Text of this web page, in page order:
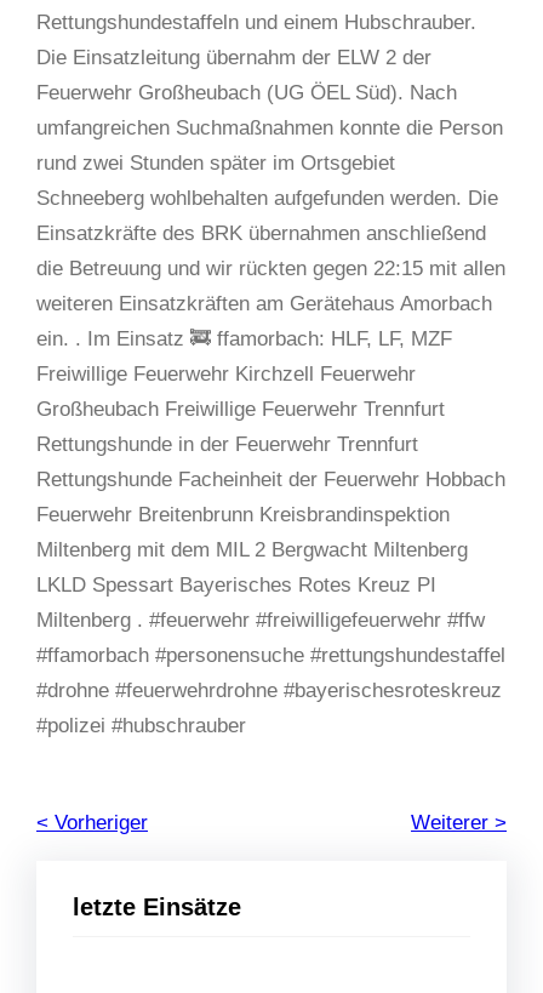
letzte Einsätze
Rettungshundestaffeln und einem Hubschrauber.
Die Einsatzleitung übernahm der ELW 2 der
Feuerwehr Großheubach (UG ÖEL Süd). Nach
umfangreichen Suchmaßnahmen konnte die Person
rund zwei Stunden später im Ortsgebiet
Schneeberg wohlbehalten aufgefunden werden. Die
Einsatzkräfte des BRK übernahmen anschließend
die Betreuung und wir rückten gegen 22:15 mit allen
weiteren Einsatzkräften am Gerätehaus Amorbach
ein. . Im Einsatz 🚒 ffamorbach: HLF, LF, MZF
Freiwillige Feuerwehr Kirchzell Feuerwehr
Großheubach Freiwillige Feuerwehr Trennfurt
Rettungshunde in der Feuerwehr Trennfurt
Rettungshunde Facheinheit der Feuerwehr Hobbach
Feuerwehr Breitenbrunn Kreisbrandinspektion
Miltenberg mit dem MIL 2 Bergwacht Miltenberg
LKLD Spessart Bayerisches Rotes Kreuz PI
Miltenberg . #feuerwehr #freiwilligefeuerwehr #ffw
#ffamorbach #personensuche #rettungshundestaffel
#drohne #feuerwehrdrohne #bayerischesroteskreuz
#polizei #hubschrauber
< Vorheriger Weiterer >